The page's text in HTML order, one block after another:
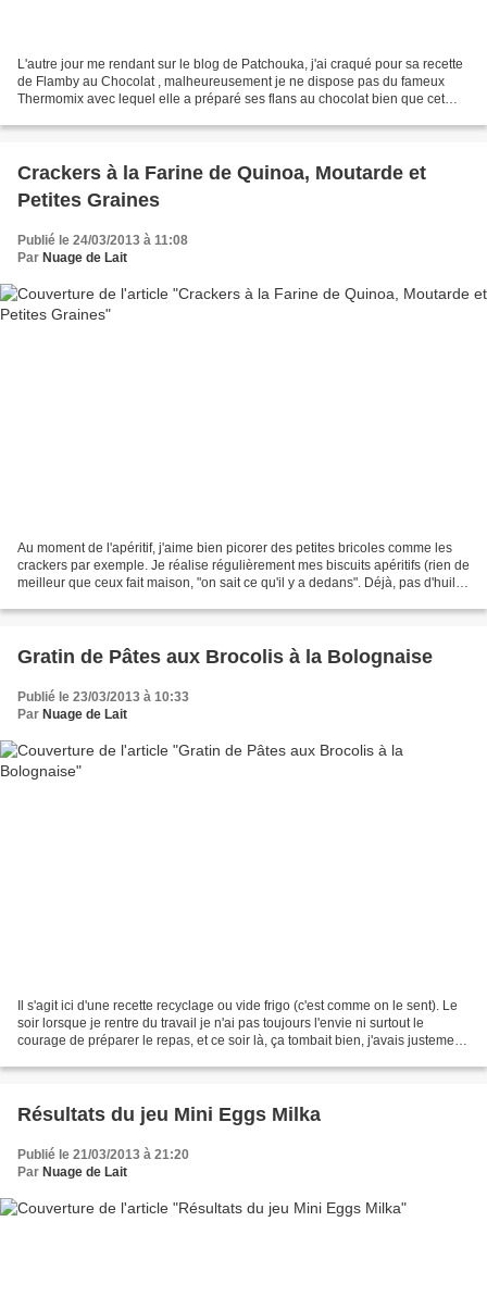
L'autre jour me rendant sur le blog de Patchouka, j'ai craqué pour sa recette
de Flamby au Chocolat , malheureusement je ne dispose pas du fameux
Thermomix avec lequel elle a préparé ses flans au chocolat bien que cet
Crackers à la Farine de Quinoa, Moutarde et
Petites Graines
Publié le 24/03/2013 à 11:08
Par Nuage de Lait
Au moment de l'apéritif, j'aime bien picorer des petites bricoles comme les
crackers par exemple. Je réalise régulièrement mes biscuits apéritifs (rien de
meilleur que ceux fait maison, "on sait ce qu'il y a dedans". Déjà, pas d'huile
Gratin de Pâtes aux Brocolis à la Bolognaise
Publié le 23/03/2013 à 10:33
Par Nuage de Lait
Il s'agit ici d'une recette recyclage ou vide frigo (c'est comme on le sent). Le
soir lorsque je rentre du travail je n'ai pas toujours l'envie ni surtout le
courage de préparer le repas, et ce soir là, ça tombait bien, j'avais justement
Résultats du jeu Mini Eggs Milka
Publié le 21/03/2013 à 21:20
Par Nuage de Lait